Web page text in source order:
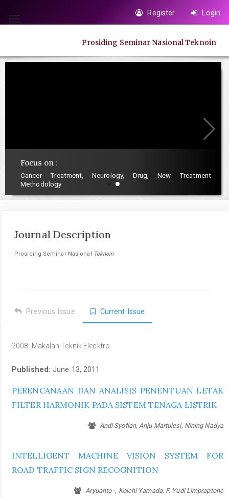
jump
content
Toggle
Register Login
Prosiding Seminar Nasional Teknoin
Focus on :
Cancer Treatment, Neurology, Drug, New Treatment
Methodology
Journal Description
Prosiding Seminar Nasional Teknoin
Previous Issue Current Issue
2008: Makalah Teknik Elecktro
Published:June 13, 2011
PERENCANAAN DAN ANALISIS PENENTUAN LETAK
FILTER HARMONIK PADA SISTEM TENAGA LISTRIK
Andi Syofian, Anju Martulesi, Nining Nadya
INTELLIGENT MACHINE VISION SYSTEM FOR
ROAD TRAFFIC SIGN RECOGNITION
Aryuanto -, Koichi Yamada, F. Yudi Limpraptono